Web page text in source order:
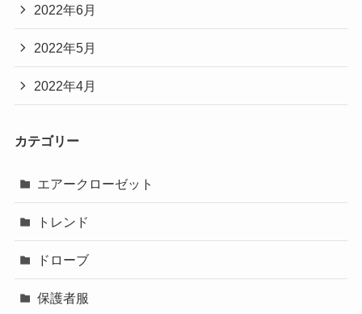
2022年6月
2022年5月
2022年4月
カテゴリー
エアークローゼット
トレンド
ドローブ
保護者服